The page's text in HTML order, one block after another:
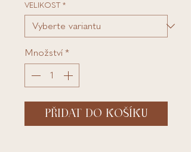
VELIKOST *
Množství *
PŘIDAT DO KOŠÍKU